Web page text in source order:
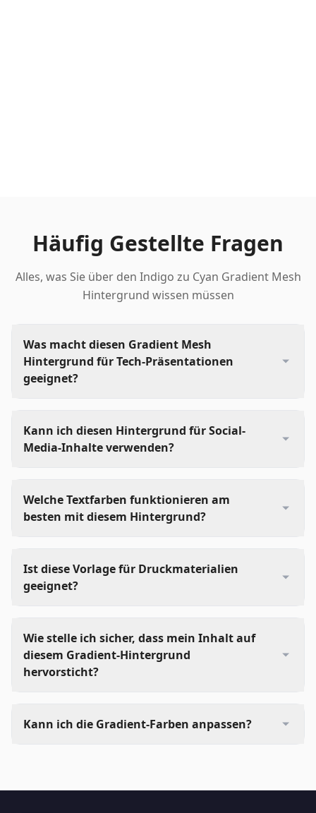
Häufig Gestellte Fragen
Alles, was Sie über den Indigo zu Cyan Gradient Mesh
Hintergrund wissen müssen
Was macht diesen Gradient Mesh
Hintergrund für Tech-Präsentationen
geeignet?
Kann ich diesen Hintergrund für Social-
Media-Inhalte verwenden?
Welche Textfarben funktionieren am
besten mit diesem Hintergrund?
Ist diese Vorlage für Druckmaterialien
geeignet?
Wie stelle ich sicher, dass mein Inhalt auf
diesem Gradient-Hintergrund
hervorsticht?
Kann ich die Gradient-Farben anpassen?